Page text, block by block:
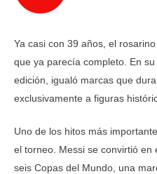
Ya casi con 39 años, el
que ya parecía completo. En
edición, igualó marcas que
exclusivamente a figuras
Uno de los hitos más
el torneo. Messi se convirtió
seis Copas del Mundo, una